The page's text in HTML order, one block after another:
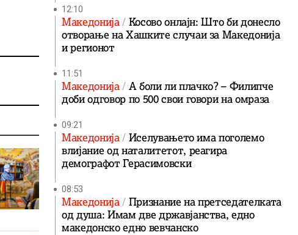
12:10
Македонија Косово онлајн: Што би донесло
отворање на Хашките случаи за Македонија
и регионот
11:51
Македонија А боли ли плачко? – Филипче
доби одговор по 500 свои говори на омраза
09:21
Македонија Иселувањето има поголемо
влијание од наталитетот, реагира
демографот Герасимовски
08:53
Македонија Признание на претседателката
од душа: Имам две државјанства, едно
македонско едно вевчанско